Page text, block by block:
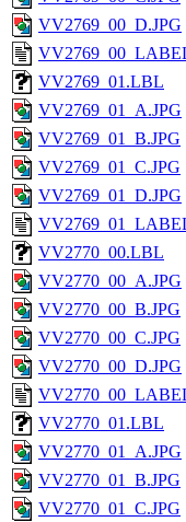
VV2769_00_D.JPG
VV2769_01.LBL
VV2769_01_A.JPG
VV2769_01_B.JPG
VV2769_01_C.JPG
VV2769_01_D.JPG
VV2770_00.LBL
VV2770_00_A.JPG
VV2770_00_B.JPG
VV2770_00_C.JPG
VV2770_00_D.JPG
VV2770_01.LBL
VV2770_01_A.JPG
VV2770_01_B.JPG
VV2770_01_C.JPG